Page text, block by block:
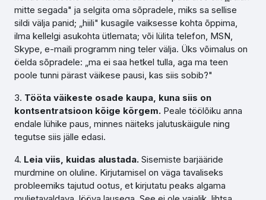
mitte segada" ja selgita oma sõpradele, miks sa sellise
sildi välja panid; „hiili" kusagile vaiksesse kohta õppima,
ilma kellelgi asukohta ütlemata; või lülita telefon, MSN,
Skype, e-maili programm ning teler välja. Üks võimalus on
öelda sõpradele: „ma ei saa hetkel tulla, aga ma teen
poole tunni pärast väikese pausi, kas siis sobib?"
3. Tööta väikeste osade kaupa, kuna siis on
kontsentratsioon kõige kõrgem. Peale töölõiku anna
endale lühike paus, minnes näiteks jalutuskäigule ning
tegutse siis jälle edasi.
4. Leia viis, kuidas alustada. Sisemiste barjääride
murdmine on oluline. Kirjutamisel on väga tavaliseks
probleemiks tajutud ootus, et kirjutatu peaks algama